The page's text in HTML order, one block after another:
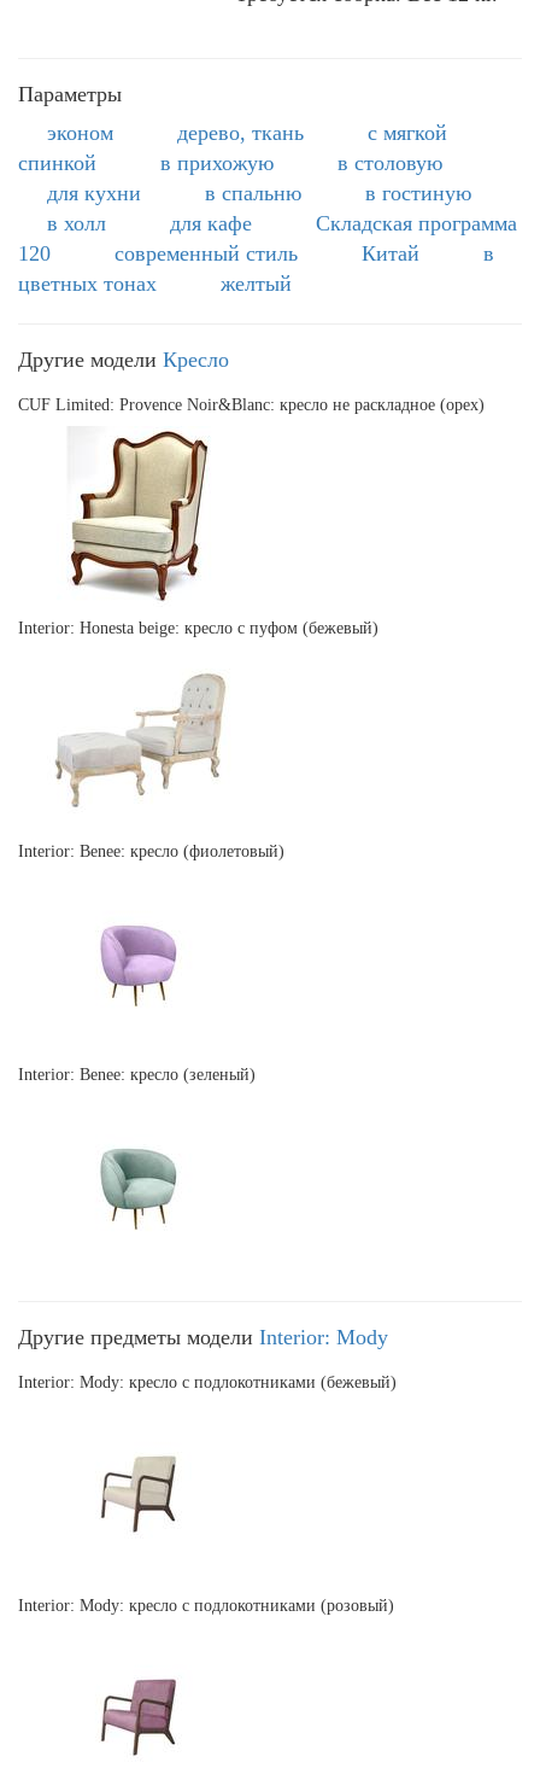
Параметры
эконом
дерево, ткань
с мягкой
спинкой
в прихожую
в столовую
для кухни
в спальню
в гостиную
в холл
для кафе
Складская программа
120
современный стиль Китай
в
цветных тонах
желтый
Другие модели Кресло
CUF Limited: Provence Noir&Blanc: кресло не раскладное (орех)
Interior: Honesta beige: кресло с пуфом (бежевый)
Interior: Benee: кресло (фиолетовый)
Interior: Benee: кресло (зеленый)
Другие предметы модели Interior: Mody
Interior: Mody: кресло с подлокотниками (бежевый)
Interior: Mody: кресло с подлокотниками (розовый)